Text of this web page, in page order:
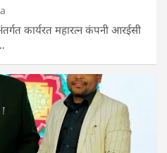
कार्यरत महारत्न कंपनी आरईसी